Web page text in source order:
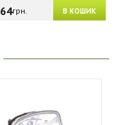
В КОШИК
64грн.